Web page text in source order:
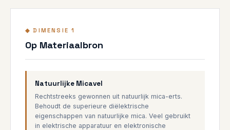
◆ DIMENSIE 1
Op Materiaalbron
Natuurlijke Micavel
Rechtstreeks gewonnen uit natuurlijk mica-erts.
Behoudt de superieure diëlektrische
eigenschappen van natuurlijke mica. Veel gebruikt
in elektrische apparatuur en elektronische